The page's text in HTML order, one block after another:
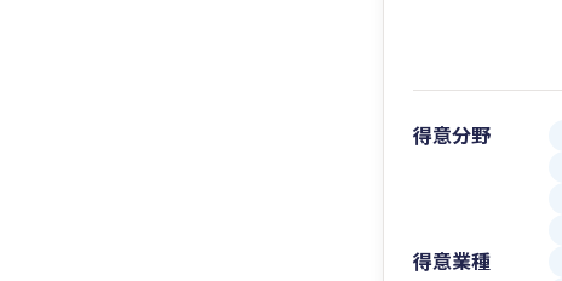
得意分野
得意業種